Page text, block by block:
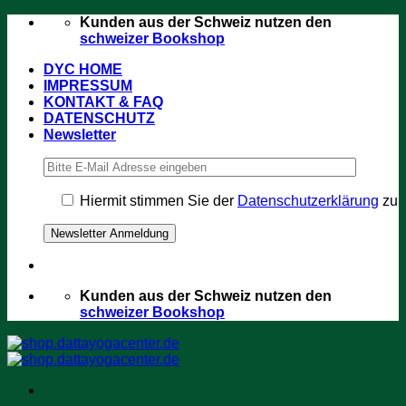
Zum
Kunden aus der Schweiz nutzen den
schweizer Bookshop
DYC HOME
IMPRESSUM
KONTAKT & FAQ
DATENSCHUTZ
Newsletter
Hiermit stimmen Sie der Datenschutzerklärung zu
Kunden aus der Schweiz nutzen den
schweizer Bookshop